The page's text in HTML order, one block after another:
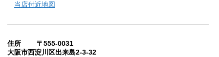
当店付近地図
住所 〒555-0031
大阪市西淀川区出来島2-3-32